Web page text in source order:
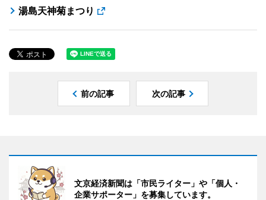
湯島天神菊まつり
前の記事 次の記事
文京経済新聞は「市民ライター」や「個人・
企業サポーター」を募集しています。